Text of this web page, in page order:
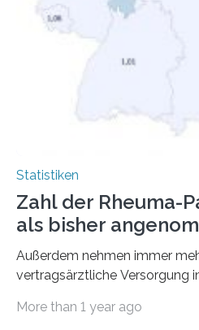
Statistiken
Zahl der Rheuma-
als bisher
Außerdem nehmen immer
vertragsärztliche Versorgung
More than 1 year ago